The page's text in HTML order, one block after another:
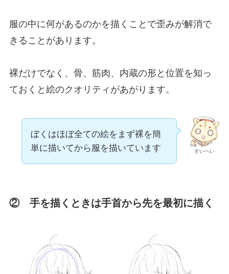
服の中に何があるのかを描くことで歪みが解消で
きることがあります。
裸だけでなく、骨、筋肉、内蔵の形と位置を知っ
ておくと絵のクオリティがあがります。
すいへい
ぼくはほぼ全ての絵をまず裸を簡
単に描いてから服を描いています
② 手を描くときは手首から先を最初に描く